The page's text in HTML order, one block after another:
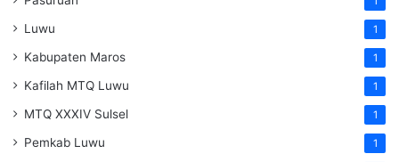
Luwu 1
Kabupaten Maros 1
Kafilah MTQ Luwu 1
MTQ XXXIV Sulsel 1
Pemkab Luwu 1